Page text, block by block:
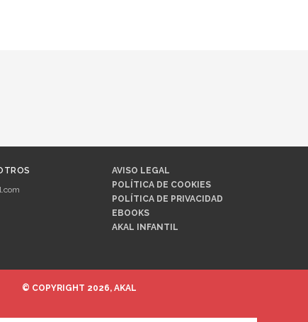
AVISO LEGAL
POLÍTICA DE COOKIES
POLÍTICA DE PRIVACIDAD
EBOOKS
AKAL INFANTIL
© COPYRIGHT 2026, AKAL